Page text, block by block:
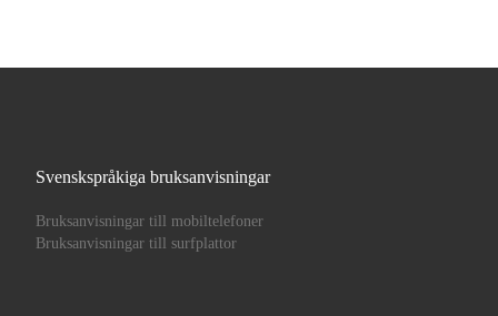
Svenskspråkiga bruksanvisningar
Bruksanvisningar till mobiltelefoner
Bruksanvisningar till surfplattor